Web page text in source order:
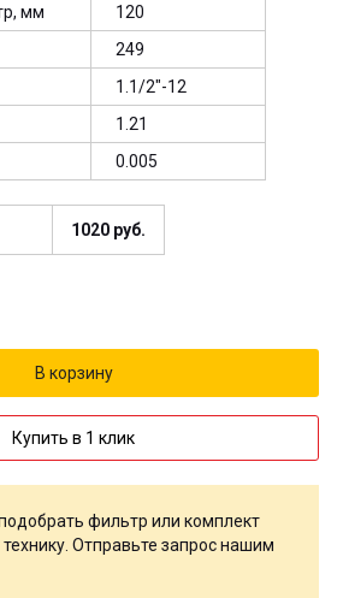
мм
120
249
1.1/2"-12
1.21
0.005
1020 руб.
Купить в 1 клик
фильтр или комплект
Отправьте запрос нашим